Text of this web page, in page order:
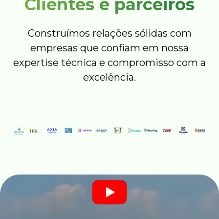
Clientes e parceiros
Construímos relações sólidas com
empresas que confiam em nossa
expertise técnica e compromisso com a
excelência.